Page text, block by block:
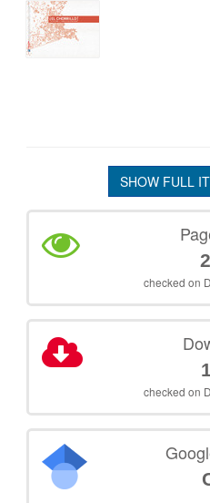
SHOW FULL
checked on
checked on